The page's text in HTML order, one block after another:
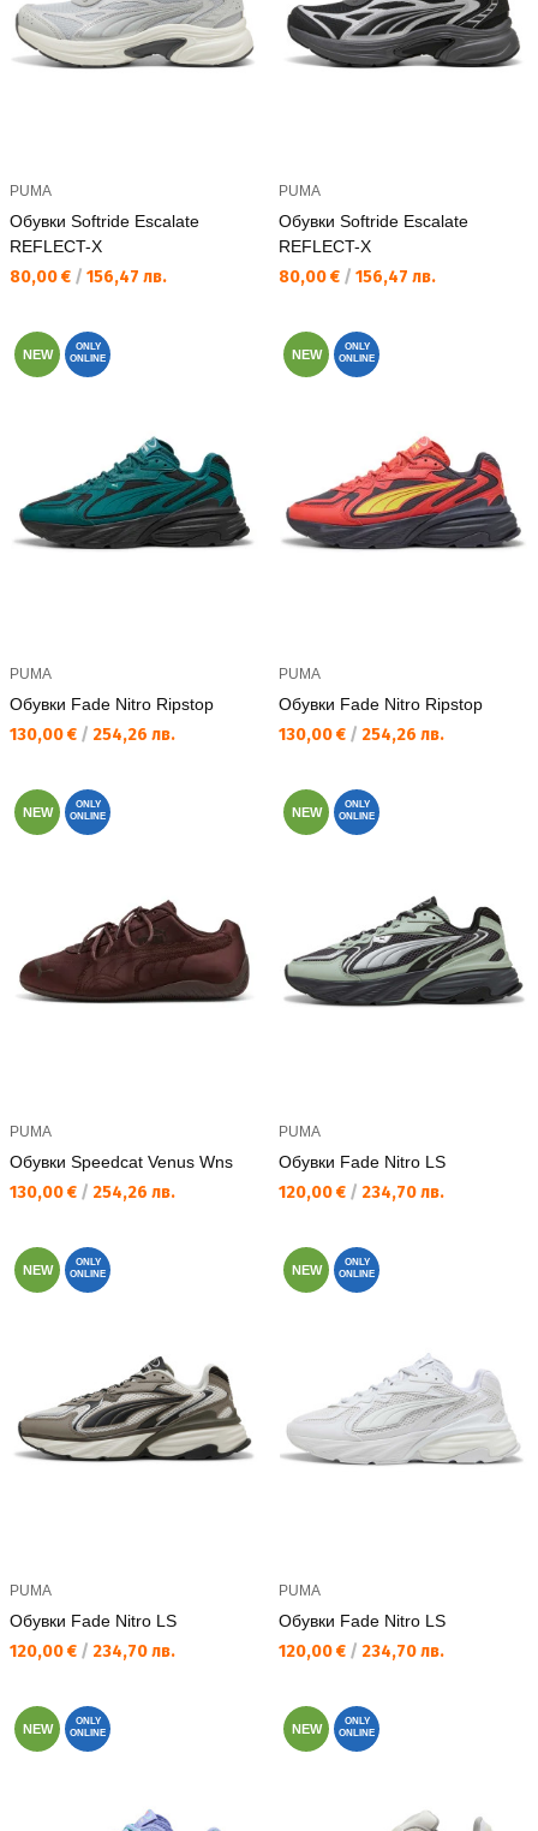
PUMA
Обувки Softride Escalate
REFLECT-X
Текуща цена:
80,00 € / 156,47 лв.
PUMA
Обувки Softride Escalate
REFLECT-X
Текуща цена:
80,00 € / 156,47 лв.
NEW
ONLY
ONLINE
PUMA
Обувки Fade Nitro Ripstop
Текуща цена:
130,00 € / 254,26 лв.
NEW
ONLY
ONLINE
PUMA
Обувки Fade Nitro Ripstop
Текуща цена:
130,00 € / 254,26 лв.
NEW
ONLY
ONLINE
PUMA
Обувки Speedcat Venus Wns
Текуща цена:
130,00 € / 254,26 лв.
NEW
ONLY
ONLINE
PUMA
Обувки Fade Nitro LS
Текуща цена:
120,00 € / 234,70 лв.
NEW
ONLY
ONLINE
PUMA
Обувки Fade Nitro LS
Текуща цена:
120,00 € / 234,70 лв.
NEW
ONLY
ONLINE
PUMA
Обувки Fade Nitro LS
Текуща цена:
120,00 € / 234,70 лв.
NEW
ONLY
ONLINE
NEW
ONLY
ONLINE